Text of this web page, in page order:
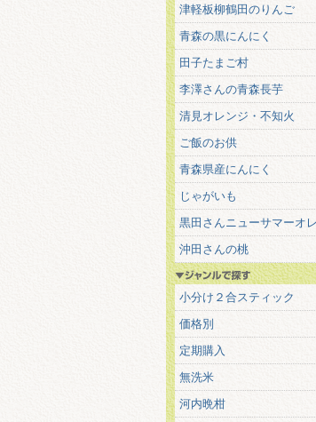
津軽板柳鶴田のりんご
青森の黒にんにく
田子たまご村
李澤さんの青森長芋
清見オレンジ・不知火
ご飯のお供
青森県産にんにく
じゃがいも
黒田さんニューサマーオ
沖田さんの桃
小分け２合スティック
価格別
定期購入
無洗米
河内晩柑